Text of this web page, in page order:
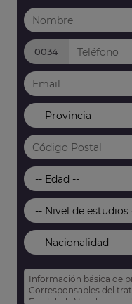
0034
Información básica de
Corresponsables del
Finalidad: Atender su